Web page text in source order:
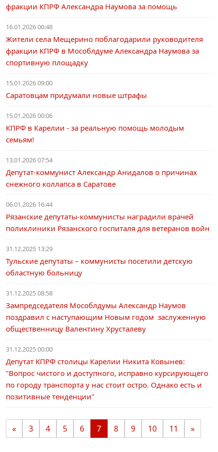
фракции КПРФ Александра Наумова за помощь
16.01.2026 00:48
Жители села Мещерино поблагодарили руководителя
фракции КПРФ в Мособлдуме Александра Наумова за
спортивную площадку
15.01.2026 09:00
Саратовцам придумали новые штрафы
15.01.2026 00:06
КПРФ в Карелии - за реальную помощь молодым
семьям!
13.01.2026 07:54
Депутат-коммунист Александр Анидалов о причинах
снежного коллапса в Саратове
06.01.2026 16:44
Рязанские депутаты-коммунисты наградили врачей
поликлиники Рязанского госпиталя для ветеранов войн
31.12.2025 13:29
Тульские депутаты – коммунисты посетили детскую
областную больницу
31.12.2025 08:58
Зампредседателя Мособлдумы Александр Наумов
поздравил с наступающим Новым годом заслуженную
общественницу Валентину Хрусталеву
31.12.2025 00:00
Депутат КПРФ столицы Карелии Никита Ковынев:
"Вопрос чистого и доступного, исправно курсирующего
по городу транспорта у нас стоит остро. Однако есть и
позитивные тенденции"
« 3 4 5 6 7 8 9 10 11 »